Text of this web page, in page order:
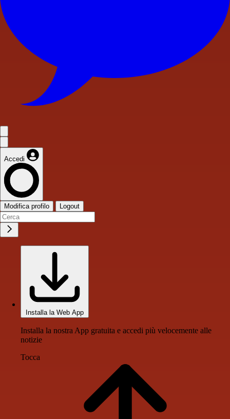
Accedi
Modifica profilo Logout
Installa la Web App
Installa la nostra App gratuita e accedi più velocemente alle
notizie
Tocca